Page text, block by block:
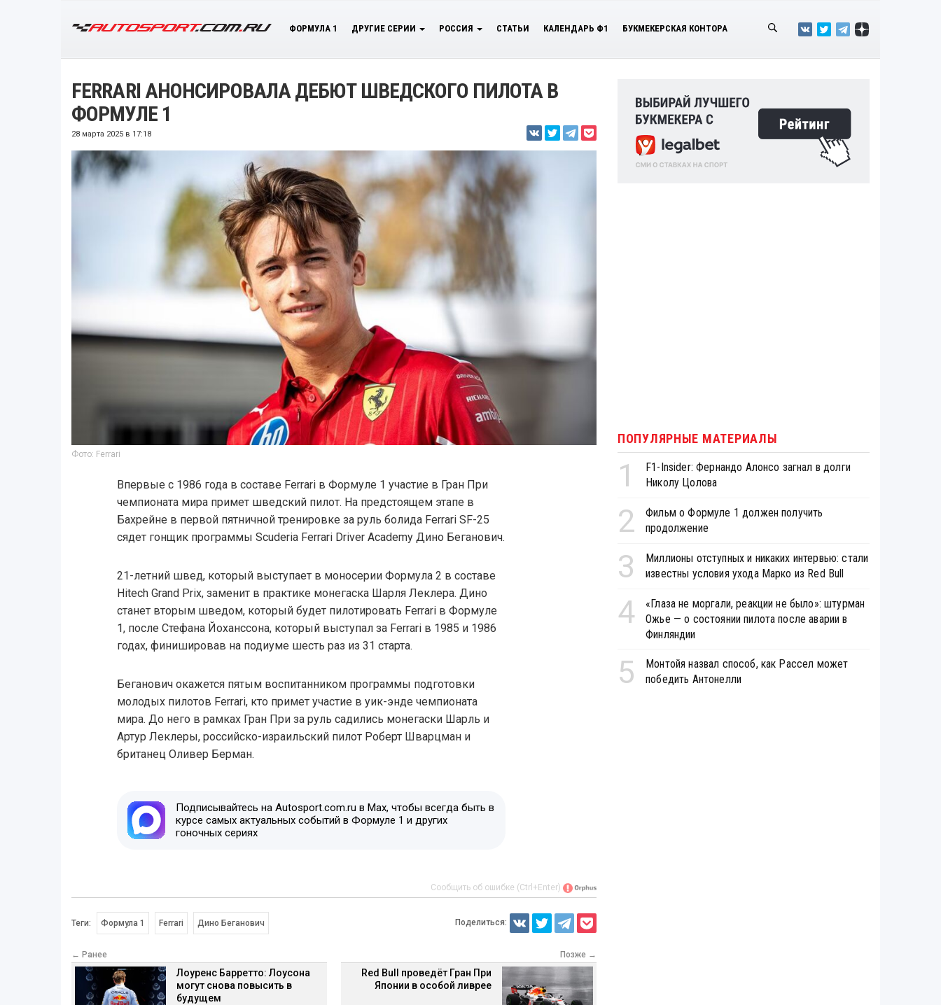
ФОРМУЛА 1 ДРУГИЕ СЕРИИ РОССИЯ СТАТЬИ КАЛЕНДАРЬ Ф1 БУКМЕКЕРСКАЯ КОНТОРА
FERRARI АНОНСИРОВАЛА ДЕБЮТ ШВЕДСКОГО ПИЛОТА В
ФОРМУЛЕ 1
28 марта 2025 в 17:18
Фото: Ferrari
Впервые с 1986 года в составе Ferrari в Формуле 1 участие в Гран При
чемпионата мира примет шведский пилот. На предстоящем этапе в
Бахрейне в первой пятничной тренировке за руль болида Ferrari SF-25
сядет гонщик программы Scuderia Ferrari Driver Academy Дино Беганович.
21-летний швед, который выступает в моносерии Формула 2 в составе
Hitech Grand Prix, заменит в практике монегаска Шарля Леклера. Дино
станет вторым шведом, который будет пилотировать Ferrari в Формуле
1, после Стефана Йоханссона, который выступал за Ferrari в 1985 и 1986
годах, финишировав на подиуме шесть раз из 31 старта.
Беганович окажется пятым воспитанником программы подготовки
молодых пилотов Ferrari, кто примет участие в уик-энде чемпионата
мира. До него в рамках Гран При за руль садились монегаски Шарль и
Артур Леклеры, российско-израильский пилот Роберт Шварцман и
британец Оливер Берман.
Подписывайтесь на Autosport.com.ru в Max, чтобы всегда быть в
курсе самых актуальных событий в Формуле 1 и других
гоночных сериях
Сообщить об ошибке (Ctrl+Enter)
Теги: Формула 1 Ferrari Дино Беганович Поделиться:
← Ранее
Лоуренс Барретто: Лоусона
могут снова повысить в
будущем
Позже →
Red Bull проведёт Гран При
Японии в особой ливрее
ПОПУЛЯРНЫЕ МАТЕРИАЛЫ
1
F1-Insider: Фернандо Алонсо загнал в долги
Николу Цолова
2
Фильм о Формуле 1 должен получить
продолжение
3
Миллионы отступных и никаких интервью: стали
известны условия ухода Марко из Red Bull
4
«Глаза не моргали, реакции не было»: штурман
Ожье — о состоянии пилота после аварии в
Финляндии
5
Монтойя назвал способ, как Рассел может
победить Антонелли